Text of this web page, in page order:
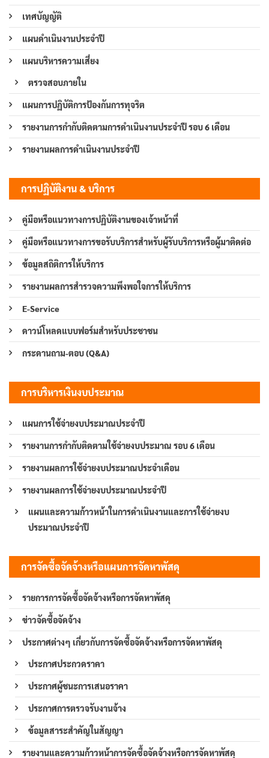
เทศบัญญัติ
แผนดำเนินงานประจำปี
แผนบริหารความเสี่ยง
ตรวจสอบภายใน
แผนการปฏิบัติการป้องกันการทุจริต
รายงานการกำกับติดตามการดำเนินงานประจำปี รอบ 6 เดือน
รายงานผลการดำเนินงานประจำปี
การปฏิบัติงาน & บริการ
คู่มือหรือแนวทางการปฏิบัติงานของเจ้าหน้าที่
คู่มือหรือแนวทางการขอรับบริการสำหรับผู้รับบริการหรือผู้มาติดต่อ
ข้อมูลสถิติการให้บริการ
รายงานผลการสำรวจความพึงพอใจการให้บริการ
E-Service
ดาวน์โหลดแบบฟอร์มสำหรับประชาชน
กระดานถาม-ตอบ (Q&A)
การบริหารเงินงบประมาณ
แผนการใช้จ่ายงบประมาณประจำปี
รายงานการกำกับติดตามใช้จ่ายงบประมาณ รอบ 6 เดือน
รายงานผลการใช้จ่ายงบประมาณประจำเดือน
รายงานผลการใช้จ่ายงบประมาณประจำปี
แผนและความก้าวหน้าในการดำเนินงานและการใช้จ่ายงบ
ประมาณประจำปี
การจัดซื้อจัดจ้างหรือแผนการจัดหาพัสดุ
รายการการจัดซื้อจัดจ้างหรือการจัดหาพัสดุ
ข่าวจัดซื้อจัดจ้าง
ประกาศต่างๆ เกี่ยวกับการจัดซื้อจัดจ้างหรือการจัดหาพัสดุ
ประกาศประกวดราคา
ประกาศผู้ชนะการเสนอราคา
ประกาศการตรวจรับงานจ้าง
ข้อมูลสาระสำคัญในสัญญา
รายงานและความก้าวหน้าการจัดซื้อจัดจ้างหรือการจัดหาพัสดุ